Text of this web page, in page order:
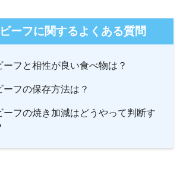
ーフに関するよくある質問
ーフと相性が良い食べ物は？
ーフの保存方法は？
ーフの焼き加減はどうやって判断す